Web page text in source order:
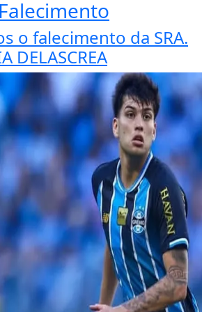
o falecimento da SRA.
DELASCREA